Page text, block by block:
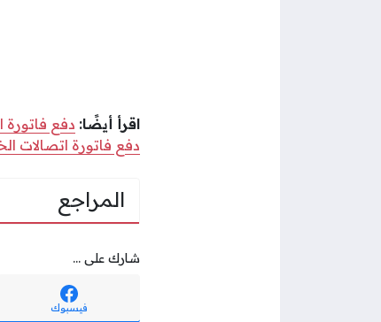
اقرأ أيضًا: دفع فاتورة
دفع فاتورة اتصالات
المراجع
شارك على ...
فيسبوك